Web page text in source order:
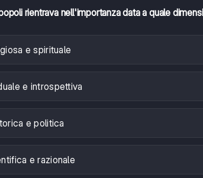
rientrava nell'importanza data a quale
e spirituale
e introspettiva
e politica
e razionale